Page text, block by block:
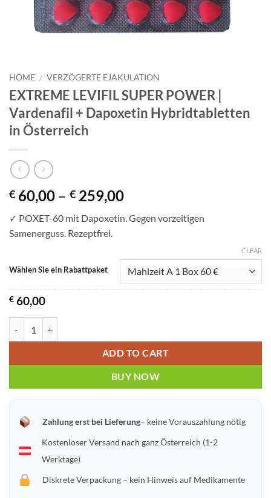
HOME / VERZÖGERTE EJAKULATION
EXTREME LEVIFIL SUPER POWER |
Vardenafil + Dapoxetin Hybridtabletten
in Österreich
€ 60,00 – € 259,00Price
€ 60,00
✓ POXET-60 mit Dapoxetin. Gegen vorzeitigen
Samenerguss. Rezeptfrei.
Wählen Sie ein Rabattpaket
CLEAR
€ 60,00
ADD TO CART
BUY NOW
Zahlung erst bei Lieferung– keine Vorauszahlung nötig
Kostenloser Versand nach ganz Österreich (1-2
Werktage)
Diskrete Verpackung – kein Hinweis auf Medikamente